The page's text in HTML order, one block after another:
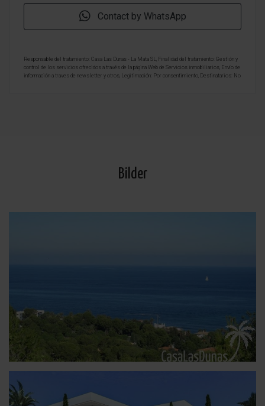
Contact by WhatsApp
Responsable del tratamiento: Casa Las Dunas - La Mata SL, Finalidad del tratamiento: Gestión y
control de los servicios ofrecidos a través de la página Web de Servicios inmobiliarios, Envío de
información a traves de newsletter y otros, Legitimación: Por consentimiento, Destinatarios: No
Bilder